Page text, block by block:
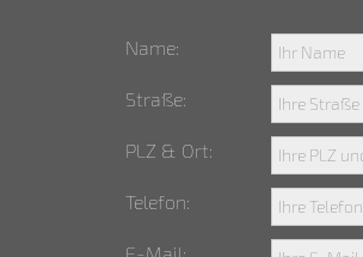
Name:
Straße:
PLZ & Ort:
Telefon: